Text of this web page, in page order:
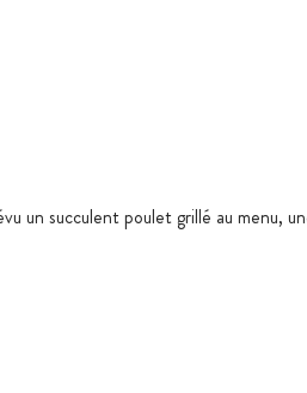
un succulent poulet grillé au menu,